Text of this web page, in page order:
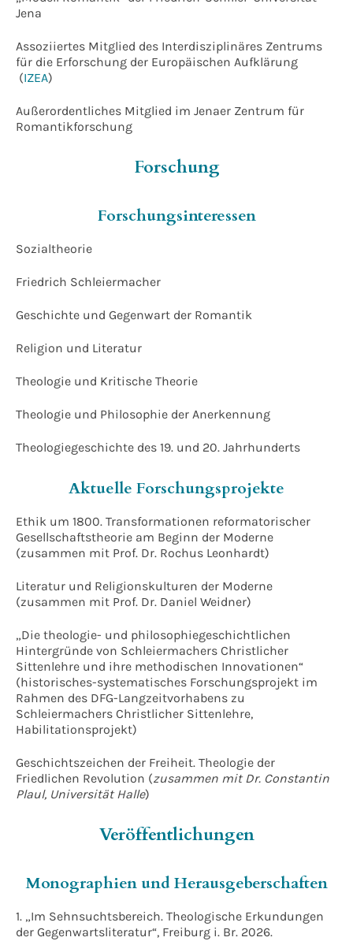
Jena
Assoziiertes Mitglied des Interdisziplinäres Zentrums
für die Erforschung der Europäischen Aufklärung
(IZEA)
Außerordentliches Mitglied im Jenaer Zentrum für
Romantikforschung
Forschung
Forschungsinteressen
Sozialtheorie
Friedrich Schleiermacher
Geschichte und Gegenwart der Romantik
Religion und Literatur
Theologie und Kritische Theorie
Theologie und Philosophie der Anerkennung
Theologiegeschichte des 19. und 20. Jahrhunderts
Aktuelle Forschungsprojekte
Ethik um 1800. Transformationen reformatorischer
Gesellschaftstheorie am Beginn der Moderne
(zusammen mit Prof. Dr. Rochus Leonhardt)
Literatur und Religionskulturen der Moderne
(zusammen mit Prof. Dr. Daniel Weidner)
„Die theologie- und philosophiegeschichtlichen
Hintergründe von Schleiermachers Christlicher
Sittenlehre und ihre methodischen Innovationen“
(historisches-systematisches Forschungsprojekt im
Rahmen des DFG-Langzeitvorhabens zu
Schleiermachers Christlicher Sittenlehre,
Habilitationsprojekt)
Geschichtszeichen der Freiheit. Theologie der
Friedlichen Revolution (zusammen mit Dr. Constantin
Plaul, Universität Halle)
Veröffentlichungen
Monographien und Herausgeberschaften
1. „Im Sehnsuchtsbereich. Theologische Erkundungen
der Gegenwartsliteratur“, Freiburg i. Br. 2026.